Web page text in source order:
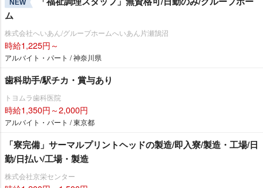
NEW
ム
株式会社へいあん/グループホームへいあん片瀬鵠沼
時給1,225円～
アルバイト・パート / 神奈川県
歯科助手/駅チカ・賞与あり
トヨムラ歯科医院
時給1,350円～2,000円
アルバイト・パート / 東京都
「寮完備」サーマルプリントヘッドの製造/即入寮/製造・工場/日
勤/日払い/工場・製造
株式会社京栄センター